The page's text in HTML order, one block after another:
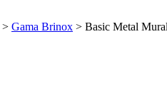
> Gama Brinox > Basic Metal Mural